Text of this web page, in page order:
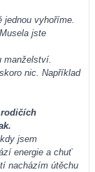
vyhoříme.
jste
manželství.
nic. Například
jsem
energie a chuť
nacházím útěchu